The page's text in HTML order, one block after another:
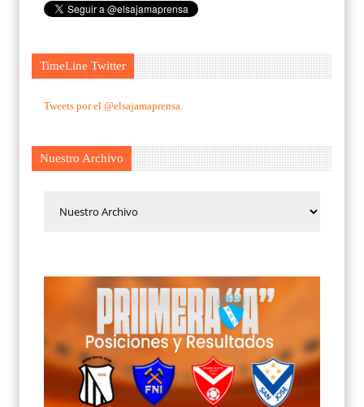
TimeLine Twitter
Tweets por el @elsajamaprensa.
Nuestro Archivo